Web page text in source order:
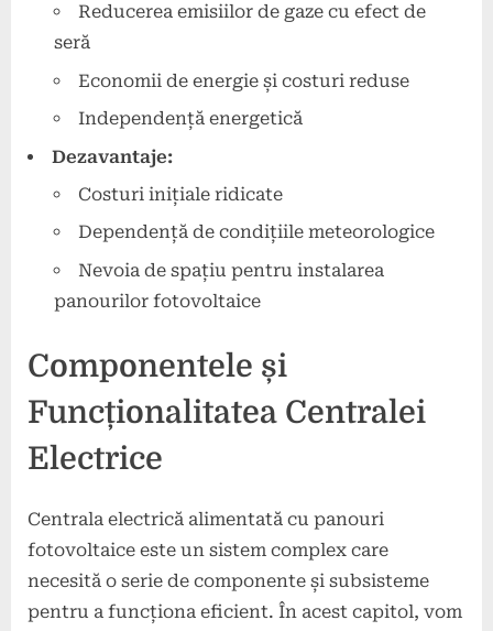
Reducerea emisiilor de gaze cu efect de
seră
Economii de energie și costuri reduse
Independență energetică
Dezavantaje:
Costuri inițiale ridicate
Dependență de condițiile meteorologice
Nevoia de spațiu pentru instalarea
panourilor fotovoltaice
Componentele și
Funcționalitatea Centralei
Electrice
Centrala electrică alimentată cu panouri
fotovoltaice este un sistem complex care
necesită o serie de componente și subsisteme
pentru a funcționa eficient. În acest capitol, vom